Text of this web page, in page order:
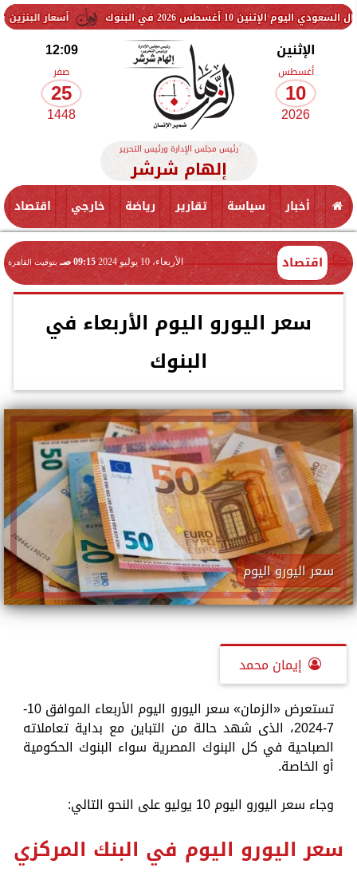
أسعار البنزين والسولار 2026 في البنوك
الإثنين
أغسطس
10
2026
12:09
صفر
25
1448
رئيس مجلس الإدارة ورئيس التحرير
إلهام شرشر
أخبار سياسة تقارير رياضة خارجي اقتصاد
اقتصاد الأربعاء، 10 يوليو 2024 09:15 صـ بتوقيت القاهرة
سعر اليورو اليوم الأربعاء في
البنوك
سعر اليورو اليوم
إيمان محمد
تستعرض «الزمان» سعر اليورو اليوم الأربعاء الموافق 10-
7-2024، الذى شهد حالة من التباين مع بداية تعاملاته
الصباحية في كل البنوك المصرية سواء البنوك الحكومية
أو الخاصة.
وجاء سعر اليورو اليوم 10 يوليو على النحو التالي:
سعر اليورو اليوم في البنك المركزي